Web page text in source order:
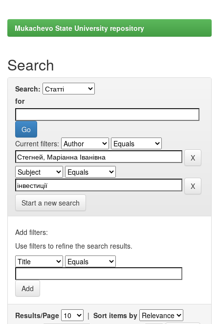
Mukachevo State University repository
Search
Search:
for
Current filters:
Start a new search
Add filters:
Use filters to refine the search results.
Results/Page | Sort items by